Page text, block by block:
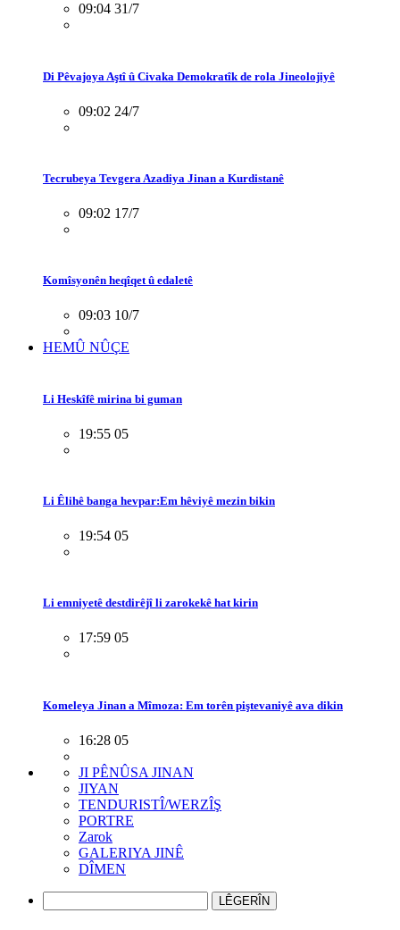
09:04 31/7
Di Pêvajoya Aştî û Civaka Demokratîk de rola Jineolojiyê
09:02 24/7
Tecrubeya Tevgera Azadiya Jinan a Kurdistanê
09:02 17/7
Komîsyonên heqîqet û edaletê
09:03 10/7
HEMÛ NÛÇE
Li Heskîfê mirina bi guman
19:55 05
Li Êlihê banga hevpar:Em hêviyê mezin bikin
19:54 05
Li emniyetê destdirêjî li zarokekê hat kirin
17:59 05
Komeleya Jinan a Mîmoza: Em torên piştevaniyê ava dikin
16:28 05
JI PÊNÛSA JINAN
JIYAN
TENDURISTÎ/WERZÎŞ
PORTRE
Zarok
GALERIYA JINÊ
DÎMEN
LÊGERÎN